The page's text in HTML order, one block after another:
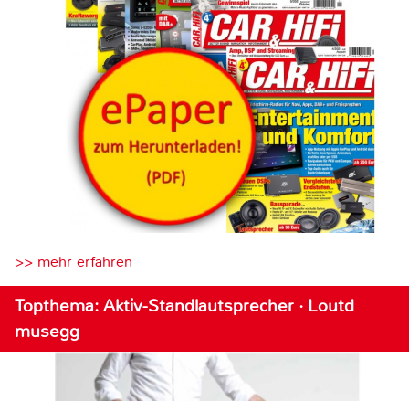
>> mehr erfahren
Topthema: Aktiv-Standlautsprecher · Loutd
musegg